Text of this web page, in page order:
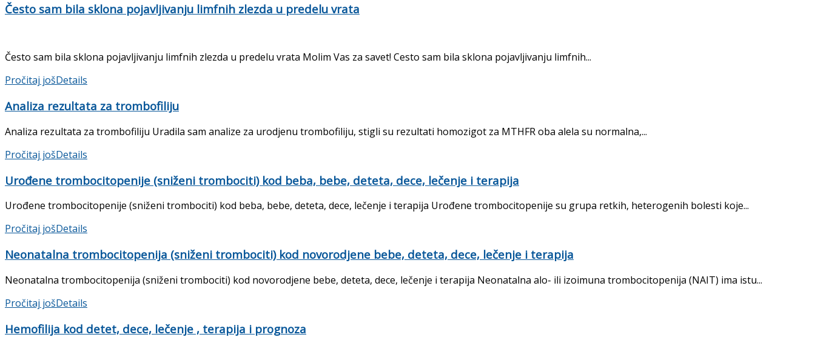
Često sam bila sklona pojavljivanju limfnih zlezda u predelu vrata
Često sam bila sklona pojavljivanju limfnih zlezda u predelu vrata Molim Vas za savet! Cesto sam bila sklona pojavljivanju limfnih...
Pročitaj jošDetails
Analiza rezultata za trombofiliju
Analiza rezultata za trombofiliju Uradila sam analize za urodjenu trombofiliju, stigli su rezultati homozigot za MTHFR oba alela su normalna,...
Pročitaj jošDetails
Urođene trombocitopenije (sniženi trombociti) kod beba, bebe, deteta, dece, lečenje i terapija
Urođene trombocitopenije (sniženi trombociti) kod beba, bebe, deteta, dece, lečenje i terapija Urođene trombocitopenije su grupa retkih, heterogenih bolesti koje...
Pročitaj jošDetails
Neonatalna trombocitopenija (sniženi trombociti) kod novorodjene bebe, deteta, dece, lečenje i terapija
Neonatalna trombocitopenija (sniženi trombociti) kod novorodjene bebe, deteta, dece, lečenje i terapija Neonatalna alo- ili izoimuna trombocitopenija (NAIT) ima istu...
Pročitaj jošDetails
Hemofilija kod detet, dece, lečenje , terapija i prognoza